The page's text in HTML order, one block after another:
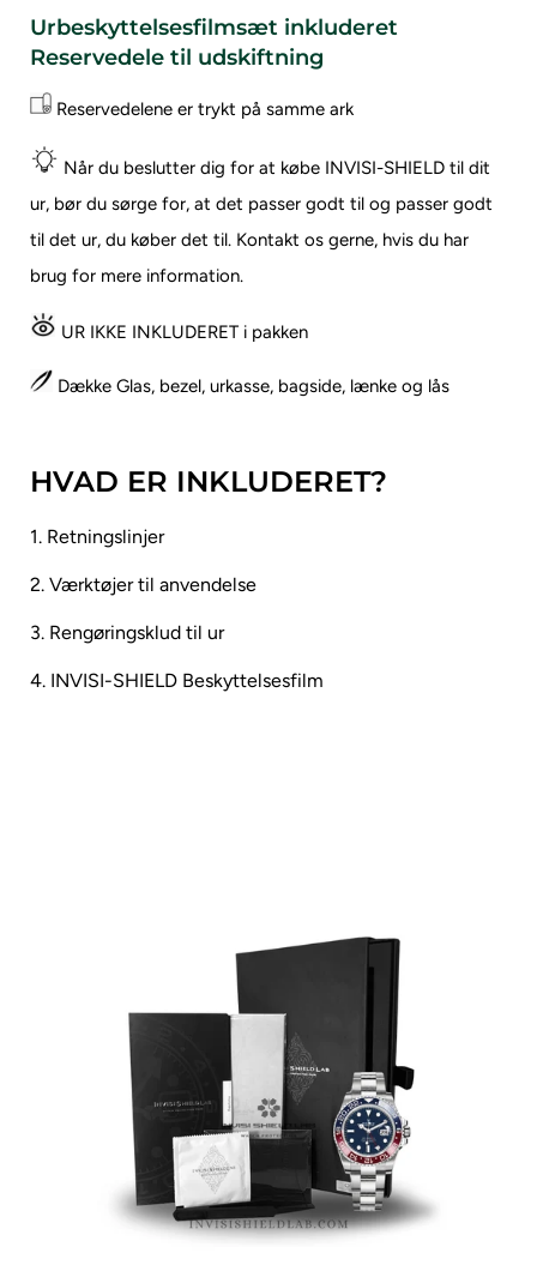
Urbeskyttelsesfilmsæt inkluderet
Reservedele til udskiftning
Reservedelene er trykt på samme ark
Når du beslutter dig for at købe INVISI-SHIELD til dit
ur, bør du sørge for, at det passer godt til og passer godt
til det ur, du køber det til. Kontakt os gerne, hvis du har
brug for mere information.
UR IKKE INKLUDERET i pakken
Dække Glas, bezel, urkasse, bagside, lænke og lås
HVAD ER INKLUDERET?
1. Retningslinjer
2. Værktøjer til anvendelse
3. Rengøringsklud til ur
4. INVISI-SHIELD Beskyttelsesfilm